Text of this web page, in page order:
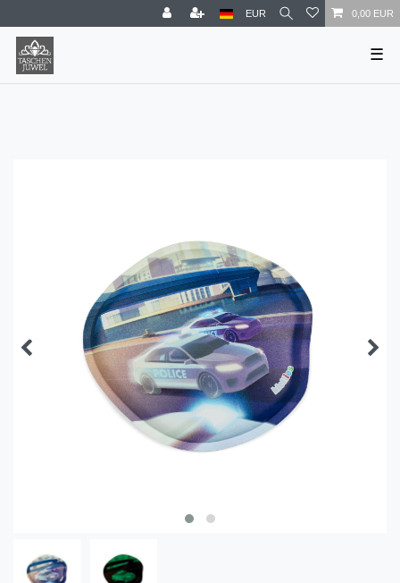
EUR 0,00 EUR
☰